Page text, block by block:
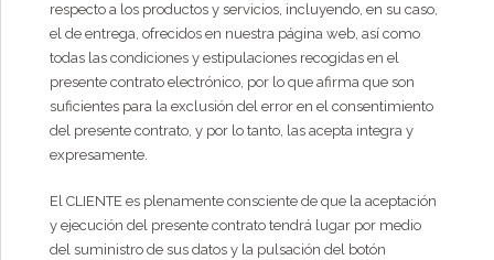
respecto a los productos y servicios, incluyendo, en su caso,
el de entrega, ofrecidos en nuestra página web, así como
todas las condiciones y estipulaciones recogidas en el
presente contrato electrónico, por lo que afirma que son
suficientes para la exclusión del error en el consentimiento
del presente contrato, y por lo tanto, las acepta integra y
expresamente.
El CLIENTE es plenamente consciente de que la aceptación
y ejecución del presente contrato tendrá lugar por medio
del suministro de sus datos y la pulsación del botón